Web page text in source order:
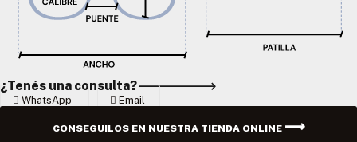
¿Tenés una consulta?
WhatsApp Email
CONSEGUILOS EN NUESTRA TIENDA ONLINE